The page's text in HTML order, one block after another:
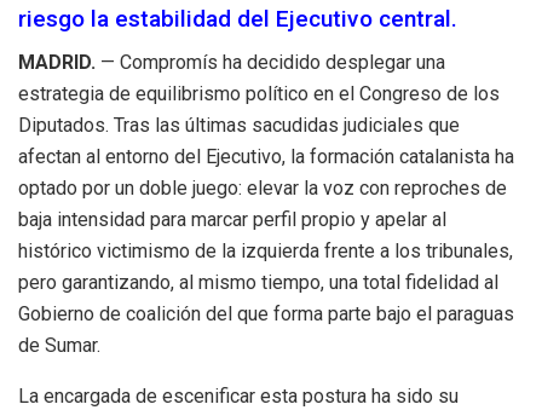
riesgo la estabilidad del Ejecutivo central.
MADRID. — Compromís ha decidido desplegar una
estrategia de equilibrismo político en el Congreso de los
Diputados. Tras las últimas sacudidas judiciales que
afectan al entorno del Ejecutivo, la formación catalanista ha
optado por un doble juego: elevar la voz con reproches de
baja intensidad para marcar perfil propio y apelar al
histórico victimismo de la izquierda frente a los tribunales,
pero garantizando, al mismo tiempo, una total fidelidad al
Gobierno de coalición del que forma parte bajo el paraguas
de Sumar.
La encargada de escenificar esta postura ha sido su